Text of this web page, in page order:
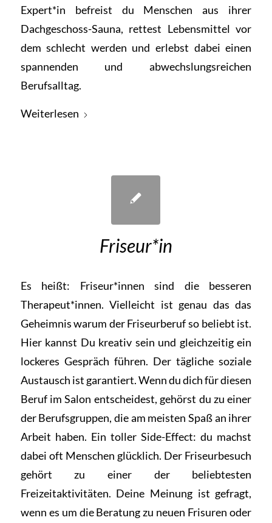
Expert*in befreist du Menschen aus ihrer
Dachgeschoss-Sauna, rettest Lebensmittel vor
dem schlecht werden und erlebst dabei einen
spannenden und abwechslungsreichen
Berufsalltag.
Weiterlesen
Friseur*in
Es heißt: Friseur*innen sind die besseren
Therapeut*innen. Vielleicht ist genau das das
Geheimnis warum der Friseurberuf so beliebt ist.
Hier kannst Du kreativ sein und gleichzeitig ein
lockeres Gespräch führen. Der tägliche soziale
Austausch ist garantiert. Wenn du dich für diesen
Beruf im Salon entscheidest, gehörst du zu einer
der Berufsgruppen, die am meisten Spaß an ihrer
Arbeit haben. Ein toller Side-Effect: du machst
dabei oft Menschen glücklich. Der Friseurbesuch
gehört zu einer der beliebtesten
Freizeitaktivitäten. Deine Meinung ist gefragt,
wenn es um die Beratung zu neuen Frisuren oder